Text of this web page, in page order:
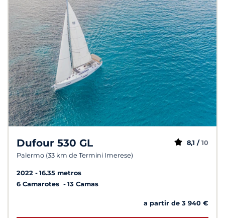
Dufour 530 GL
Palermo (33 km de Termini Imerese)
8,1 / 10
2022
16.35 metros
6 Camarotes
13 Camas
a partir de 3 940 €